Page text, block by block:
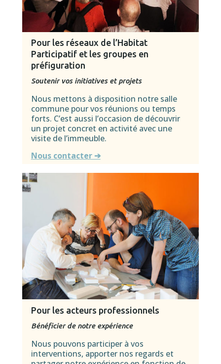
Pour les réseaux de l’Habitat
Participatif et les groupes en
préfiguration
Soutenir vos initiatives et projets
Nous mettons à disposition notre salle
commune pour vos réunions ou temps
forts. C’est aussi l’occasion de découvrir
un projet concret en activité avec une
visite de l’immeuble.
Nous contacter ➔
Pour les acteurs professionnels
Bénéficier de notre expérience
Nous pouvons participer à vos
interventions, apporter nos regards et